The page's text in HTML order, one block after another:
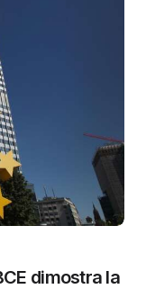
dimostra la